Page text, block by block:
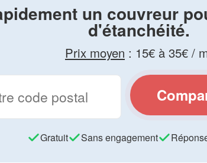
un couvreur
d'étanchéité.
Prix moyen : 15€ à 35€ /
Gratuit Sans engagement